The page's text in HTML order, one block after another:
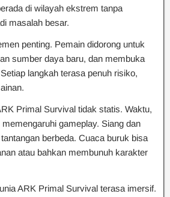
di wilayah ekstrem tanpa
masalah besar.
penting. Pemain didorong untuk
sumber daya baru, dan membuka
langkah terasa penuh risiko,
Primal Survival tidak statis. Waktu,
gameplay. Siang dan
berbeda. Cuaca buruk bisa
atau bahkan membunuh karakter
ARK Primal Survival terasa imersif.